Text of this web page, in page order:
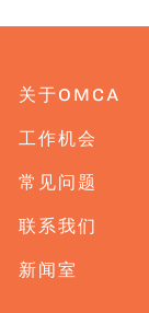
关于OMCA
工作机会
常见问题
联系我们
新闻室